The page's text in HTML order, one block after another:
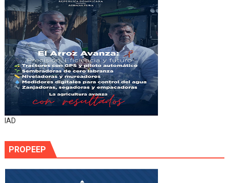
IAD
PROPEEP